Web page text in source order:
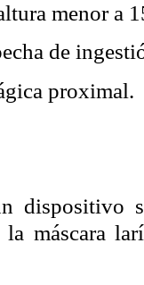
menor a
de
proximal.
dispositivo
máscara